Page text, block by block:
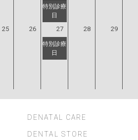
25 26 27 28 29
DENATAL CARE
DENTAL STORE